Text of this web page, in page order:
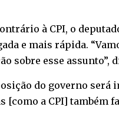
à CPI, o
e mais rápida.
sobre esse assunto”,
do governo será
a CPI] também